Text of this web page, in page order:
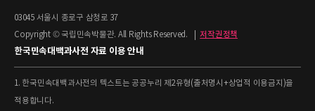
03045 서울시 종로구 삼청로 37
Copyright © 국립민속박물관. All Rights Reserved.
저작권정책
한국민속대백과사전 자료 이용 안내
1. 한국민속대백과사전의 텍스트는 공공누리 제2유형(출처명시+상업적 이용금지)을
적용합니다.